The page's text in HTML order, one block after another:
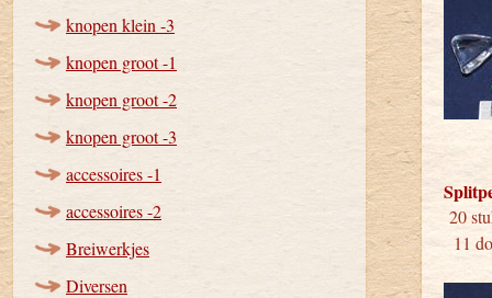
knopen klein -3
knopen groot -1
knopen groot -2
knopen groot -3
accessoires -1
accessoires -2
Breiwerkjes
Diversen
20
11